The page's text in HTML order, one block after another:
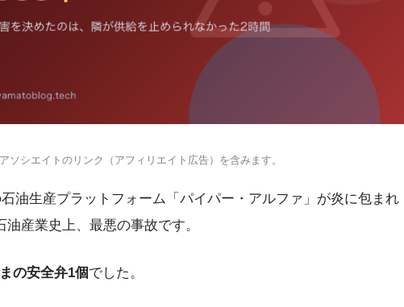
シエイトのリンク（アフィリエイト広告）を含みます。
油生産プラットフォーム「パイパー・アルファ」が炎に包まれ
油産業史上、最悪の事故です。
の安全弁1個でした。